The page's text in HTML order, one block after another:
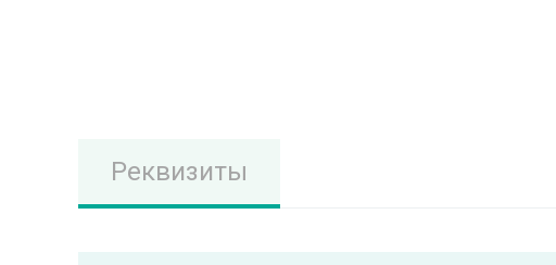
Реквизиты